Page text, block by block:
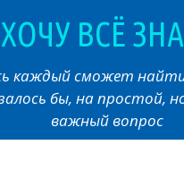
ХОЧУ ВСЁ
каждый сможет
бы, на простой,
важный вопрос